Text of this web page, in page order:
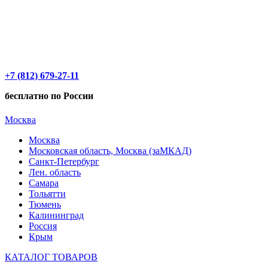
+7 (812) 679-27-11
бесплатно по России
Москва
Москва
Московская область, Москва (заМКАД)
Санкт-Петербург
Лен. область
Самара
Тольятти
Тюмень
Калининград
Россия
Крым
КАТАЛОГ ТОВАРОВ